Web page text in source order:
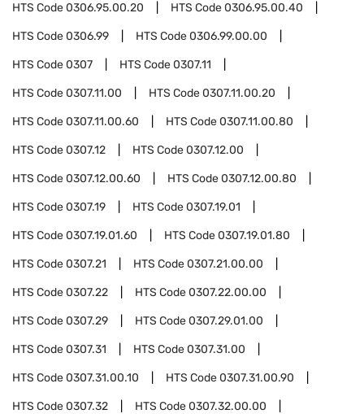
HTS Code0306.95.00.20 HTS Code0306.95.00.40
HTS Code0306.99 HTS Code0306.99.00.00
HTS Code0307 HTS Code0307.11
HTS Code0307.11.00 HTS Code0307.11.00.20
HTS Code0307.11.00.60 HTS Code0307.11.00.80
HTS Code0307.12 HTS Code0307.12.00
HTS Code0307.12.00.60 HTS Code0307.12.00.80
HTS Code0307.19 HTS Code0307.19.01
HTS Code0307.19.01.60 HTS Code0307.19.01.80
HTS Code0307.21 HTS Code0307.21.00.00
HTS Code0307.22 HTS Code0307.22.00.00
HTS Code0307.29 HTS Code0307.29.01.00
HTS Code0307.31 HTS Code0307.31.00
HTS Code0307.31.00.10 HTS Code0307.31.00.90
HTS Code0307.32 HTS Code0307.32.00.00